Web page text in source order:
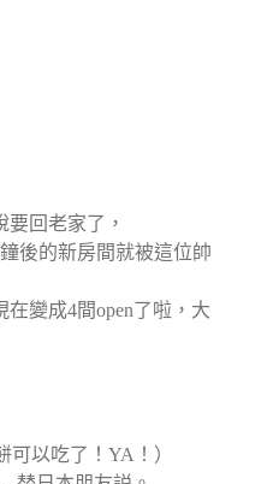
回老家了，
後的新房間就被這位帥
在變成4間open了啦，大
可以吃了！YA！）